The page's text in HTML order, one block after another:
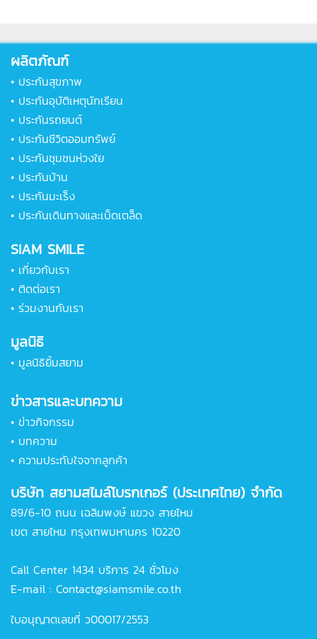
ผลิตภัณฑ์
• ประกันสุขภาพ
• ประกันอุบัติเหตุนักเรียน
• ประกันรถยนต์
• ประกันชีวิตออมทรัพย์
• ประกันชุมชนห่วงใย
• ประกันบ้าน
• ประกันมะเร็ง
• ประกันเดินทางและเบ็ดเตล็ด
SIAM SMILE
• เกี่ยวกับเรา
• ติดต่อเรา
• ร่วมงานกับเรา
มูลนิธิ
• มูลนิธิยิ้มสยาม
ข่าวสารและบทความ
• ข่าวกิจกรรม
• บทความ
• ความประทับใจจากลูกค้า
บริษัท สยามสไมล์โบรกเกอร์ (ประเทศไทย) จำกัด
89/6-10 ถนน เฉลิมพงษ์ แขวง สายไหม
เขต สายไหม กรุงเทพมหานคร 10220
Call Center 1434 บริการ 24 ชั่วโมง
E-mail : Contact@siamsmile.co.th
ใบอนุญาตเลขที่ ว00017/2553